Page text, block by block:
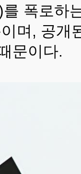
폭로하
며, 공개
문이다.